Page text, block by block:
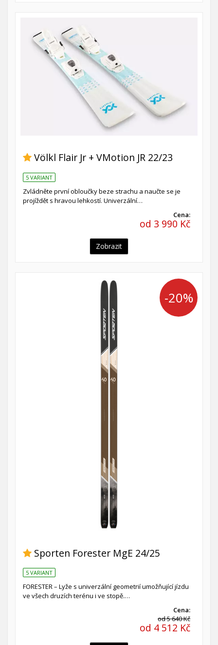
Völkl Flair Jr + VMotion JR 22/23
5 VARIANT
Zvládněte první obloučky beze strachu a naučte se je
projíždět s hravou lehkostí. Univerzální…
Cena:
od 3 990 Kč
Zobrazit
-20%
Sporten Forester MgE 24/25
5 VARIANT
FORESTER – Lyže s univerzální geometrií umožňující jízdu
ve všech druzích terénu i ve stopě.…
Cena:
od 5 640 Kč
od 4 512 Kč